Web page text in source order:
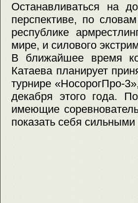
Останавливаться на
перспективе, по
республике
мире, и силового
В ближайшее время
Катаева планирует
турнире «НосорогПро-
декабря этого года.
имеющие
показать себя